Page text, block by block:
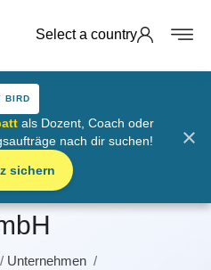
BIRD
als Dozent, Coach oder
nach dir suchen!
sichern
×
Select a country
BIRD
als Dozent, Coach oder
nach dir suchen!
sichern
×
Select a country
für
Gesundheit
Unternehmen